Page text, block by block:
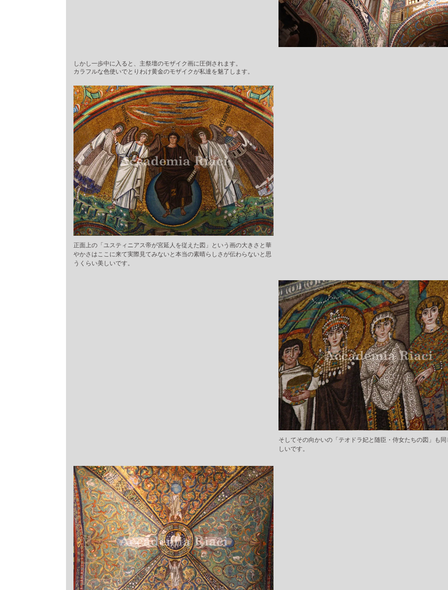
しかし一歩中に入ると、主祭壇のモザイク画に圧倒されます。
カラフルな色使いでとりわけ黄金のモザイクが私達を魅了します。
正面上の「ユスティニアス帝が宮延人を従えた図」という画の大きさと華
やかさはここに来て実際見てみないと本当の素晴らしさが伝わらないと思
うくらい美しいです。
そしてその向かいの「テオドラ妃と随臣・侍女たちの図」も
しいです。